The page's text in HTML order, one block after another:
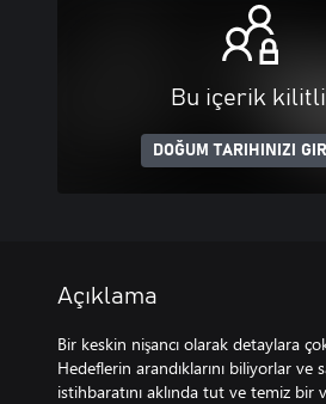
Bu içerik kilitli
DOĞUM TARIHINIZI
Açıklama
Bir keskin nişancı olarak detaylara
Hedeflerin arandıklarını biliyorlar
istihbaratını aklında tut ve temiz bir